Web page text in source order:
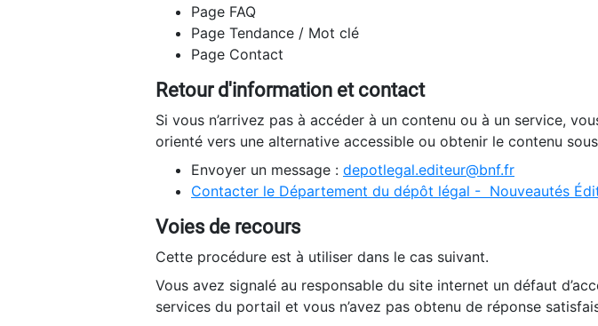
Page FAQ
Page Tendance / Mot clé
Page Contact
Retour d'information et contact
Si vous n’arrivez pas à accéder à un contenu ou à un service,
orienté vers une alternative accessible ou obtenir le contenu
Envoyer un message : depotlegal.editeur@bnf.fr
Contacter le Département du dépôt légal - Nouveautés
Voies de recours
Cette procédure est à utiliser dans le cas suivant.
Vous avez signalé au responsable du site internet un défaut
services du portail et vous n’avez pas obtenu de réponse